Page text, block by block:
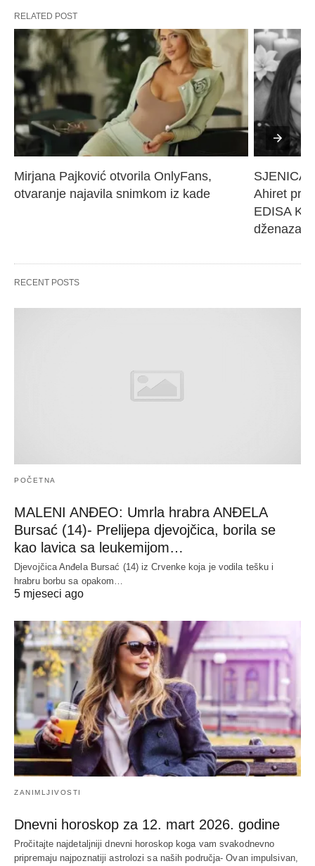
RELATED POST
Mirjana Pajković otvorila OnlyFans,
otvaranje najavila snimkom iz kade
SJENICA
Ahiret
EDISA
dženaza
RECENT POSTS
POČETNA
MALENI ANĐEO: Umrla hrabra ANĐELA
Bursać (14)- Prelijepa djevojčica, borila se
kao lavica sa leukemijom…
Djevojčica Anđela Bursać (14) iz Crvenke koja je vodila tešku i
hrabru borbu sa opakom…
5 mjeseci ago
ZANIMLJIVOSTI
Dnevni horoskop za 12. mart 2026. godine
Pročitajte najdetaljniji dnevni horoskop koga vam svakodnevno
pripremaju najpoznatiji astrolozi sa naših područja- Ovan impulsivan,